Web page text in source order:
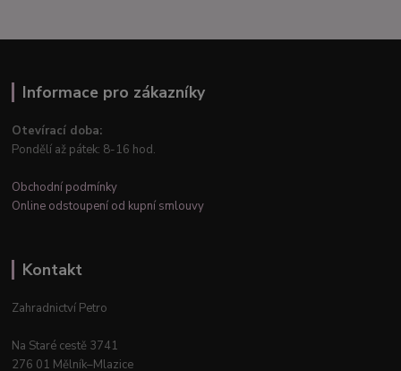
Informace pro zákazníky
Otevírací doba:
Pondělí až pátek: 8-16 hod.
Obchodní podmínky
Online odstoupení od kupní smlouvy
Kontakt
Zahradnictví Petro
Na Staré cestě 3741
276 01 Mělník–Mlazice